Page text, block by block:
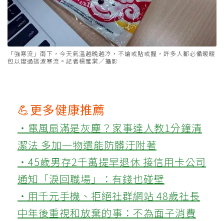
「強寒流」南下，今天氣溫越晚越冷，不論或貼或握，許多人都必備暖暖
包以度過這波寒流。記者楊雅棠／攝影
💪更多健康推薦
‧電風扇滿是灰塵？家事達人教1分鐘清
潔法 多加一物還能防髒汙附著
‧45歲男存2千萬提早退休 接信用卡公司
通知「淚回職場」：有錢也碰壁
‧用千元手機、拒絕社群網站 48歲社長
中年後重視和放棄的事：不為面子消費